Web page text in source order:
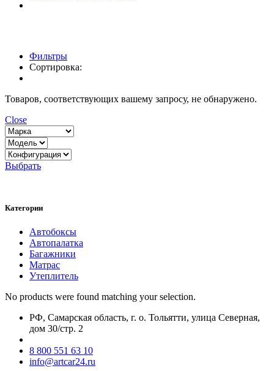
Фильтры
Сортировка:
Товаров, соответствующих вашему запросу, не обнаружено.
Close
Выбрать
Категории
Автобоксы
Автопалатка
Багажники
Матрас
Утеплитель
No products were found matching your selection.
РФ, Самарская область, г. о. Тольятти, улица Северная,
дом 30/стр. 2
8 800 551 63 10
info@artcar24.ru